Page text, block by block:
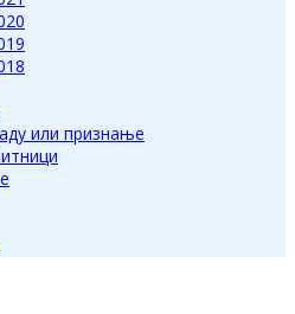
или признање